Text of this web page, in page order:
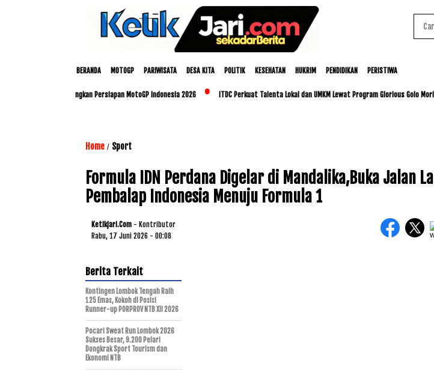
BERANDA MOTOGP PARIWISATA DESA KITA POLITIK KESEHATAN HUKRIM PENDIDIKAN PERISTIWA
Polda NTB Matangkan Persiapan MotoGP Indonesia 2026 ITDC Perkuat Talenta Lokal dan UMKM Lewat Program Glorious Golo Mori
Home / Sport
Formula IDN Perdana Digelar di Mandalika,Buka Jalan
Pembalap Indonesia Menuju Formula 1
Ketikjari.com - Kontributor
Rabu, 17 Juni 2026 - 00:08
Berita Terkait
Kontingen Lombok Tengah Raih
125 Emas, Kokoh di Posisi
Runner-up PORPROV NTB XII 2026
Pocari Sweat Run Lombok 2026
Sukses Besar, 9.200 Pelari
Dongkrak Sport Tourism dan
Ekonomi NTB